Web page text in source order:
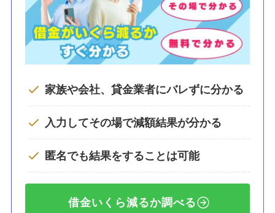
家族や会社、貸金業者にバレずに分かる
入力してその場で減額結果が分かる
匿名でも結果をすることは可能
借金いくら減るか調べる